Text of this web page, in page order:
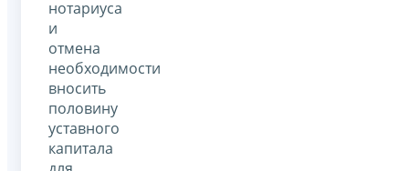
нотариуса
и
отмена
необходимости
вносить
половину
уставного
капитала